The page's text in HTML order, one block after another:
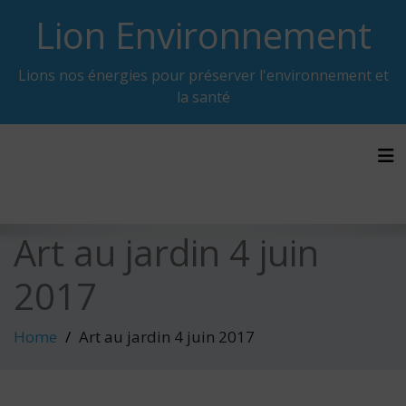
contentLion Environnement
Lions nos énergies pour préserver l'environnement et
la santé
Art au jardin 4 juin
2017
Home Art au jardin 4 juin 2017